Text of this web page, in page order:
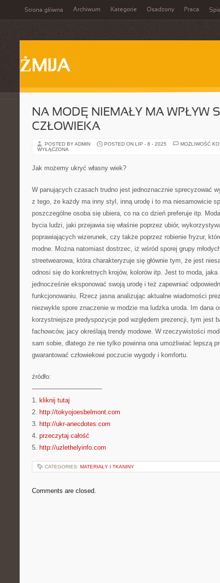
Strona główna Archiwum Kategorie Osadzony Praca
ŻMIJA
NA MODĘ NIEMAŁY MA WPŁYW
CZŁOWIEKA
POSTED BY ADMIN POSTED ON LIP - 8 - 2025
MOŻLIWOŚĆ
WYŁĄCZONA
Jak możemy ukryć własny wiek?
W panujących czasach trudno jest jednoznacznie sprecyzować
z tego, że każdy ma inny styl, inną urodę i to ma niesamowicie
poszczególne osoba się ubiera, co na co dzień preferuje itp.
bycia ludzi, jaki przejawia się właśnie poprzez ubiór,
poprawiających wizerunek, czy także poprzez robienie fryzur,
modne. Można natomiast dostrzec, iż wśród sporej grupy
streetwearowa, która charakteryzuje się głównie tym, że jest
odnosi się do konkretnych krojów, kolorów itp. Jest to moda,
jednocześnie eksponować swoją urodę i też zapewniać
funkcjonowaniu. Rzecz jasna analizując aktualne wiadomości
niezwykle spore znaczenie w modzie ma ludzka uroda. Im dana
korzystniejsze predyspozycje pod względem prezencji, tym jest
fachowców, jacy określają trendy modowe. W rzeczywistości
sam sobie, dlatego że nie tylko powinna ona umożliwiać lepszą
gwarantować człowiekowi poczucie wygody i komfortu.
źródło:
———————————
1. kliknij tutaj
2. http://tokyojoesbelmont.com
3. http://ukr-anecdotes.com
4. przeczytaj całość
5. http://uzlethelyinfo.com
CATEGORIES: MATERIAŁY I TKANINY
Comments are closed.